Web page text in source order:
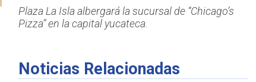
Plaza La Isla albergará la sucursal de “Chicago’s
Pizza” en la capital yucateca.
Noticias Relacionadas